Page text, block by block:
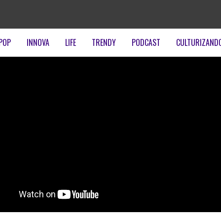
INNOVA LIFE TRENDY PODCAST